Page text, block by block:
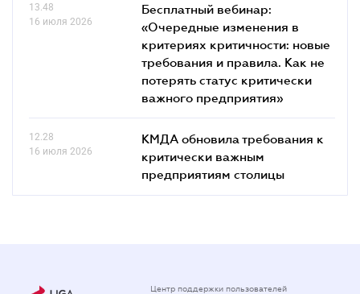
13.48
16 июля 2026
Бесплатный вебинар:
«Очередные изменения в
критериях критичности: новые
требования и правила. Как не
потерять статус критически
важного предприятия»
12.28
16 июля 2026
КМДА обновила требования к
критически важным
предприятиям столицы
Центр поддержки пользователей